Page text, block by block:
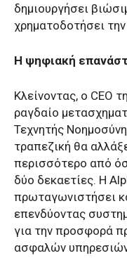
δημιουργήσει
χρηματοδοτήσει
Η ψηφιακή
Κλείνοντας, ο CEO
ραγδαίο
Τεχνητής
τραπεζική θα
περισσότερο από
δύο δεκαετίες. Η
πρωταγωνιστήσει
επενδύοντας
για την προσφορά
ασφαλών